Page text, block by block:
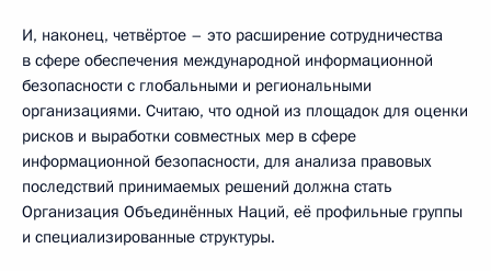
И, наконец, четвёртое – это расширение сотрудничества
в сфере обеспечения международной информационной
безопасности с глобальными и региональными
организациями. Считаю, что одной из площадок для оценки
рисков и выработки совместных мер в сфере
информационной безопасности, для анализа правовых
последствий принимаемых решений должна стать
Организация Объединённых Наций, её профильные группы
и специализированные структуры.